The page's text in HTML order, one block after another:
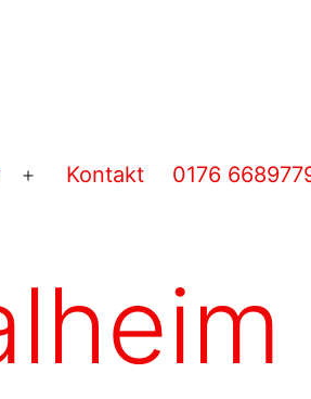
Menü
Kontakt 0176